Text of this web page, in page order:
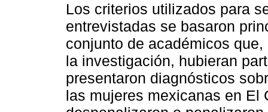
Los criterios utilizados para
entrevistadas se basaron
conjunto de académicos
la investigación, hubieran
presentaron diagnósticos
las mujeres mexicanas en El